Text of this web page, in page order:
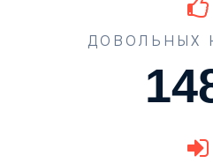
ДОВОЛЬНЫХ